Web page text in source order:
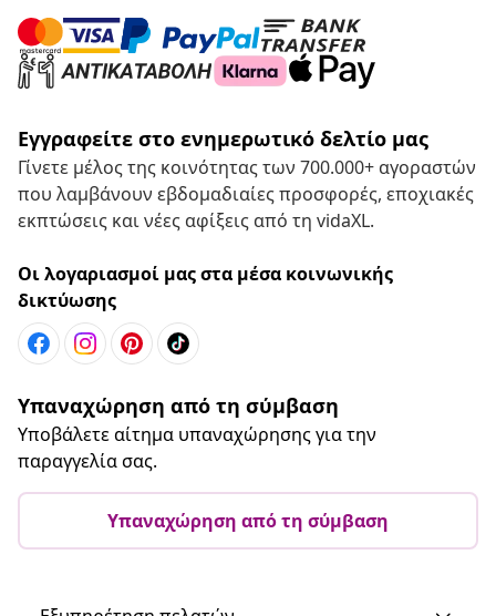
Εγγραφείτε στο ενημερωτικό δελτίο μας
Γίνετε μέλος της κοινότητας των 700.000+ αγοραστών
που λαμβάνουν εβδομαδιαίες προσφορές, εποχιακές
εκπτώσεις και νέες αφίξεις από τη vidaXL.
Οι λογαριασμοί μας στα μέσα κοινωνικής
δικτύωσης
Υπαναχώρηση από τη σύμβαση
Υποβάλετε αίτημα υπαναχώρησης για την
παραγγελία σας.
Υπαναχώρηση από τη σύμβαση